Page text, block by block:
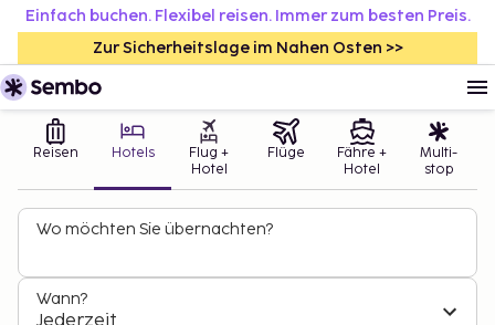
Einfach buchen. Flexibel reisen. Immer zum besten Preis.
Zur Sicherheitslage im Nahen Osten >>
Reisen Hotels
Flug +
Hotel
Flüge
Fähre +
Hotel
Multi-
stop
Wo möchten Sie übernachten?
Wann?